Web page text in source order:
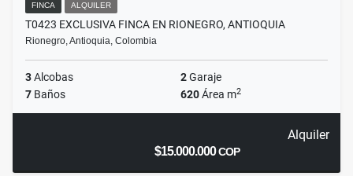
FINCA ALQUILER
T0423 EXCLUSIVA FINCA EN RIONEGRO, ANTIOQUIA
Rionegro, Antioquia, Colombia
3Alcobas 2Garaje
7 Baños 620Área m2
Alquiler
$15.000.000COP